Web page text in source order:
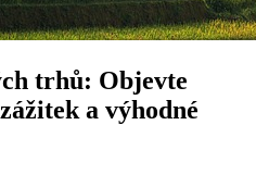
trhů: Objevte
a výhodné